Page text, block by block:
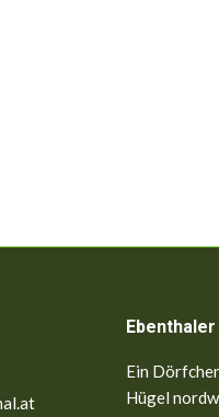
Ein
Hügel